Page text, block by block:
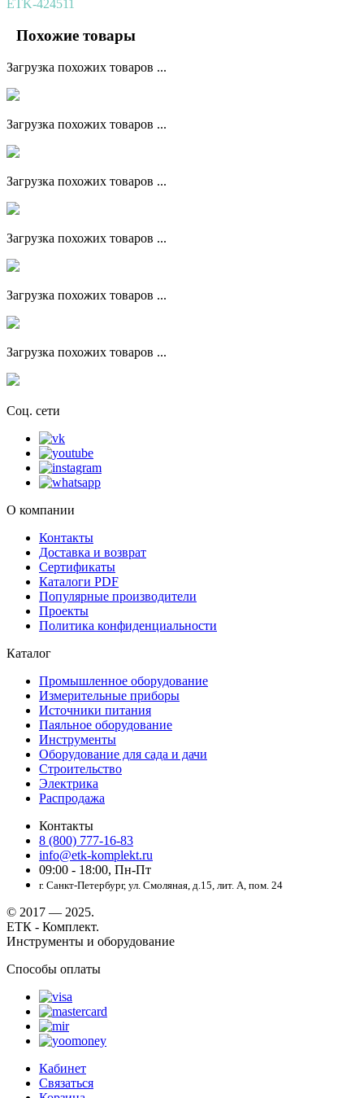
ETK-424511
Похожие товары
Загрузка похожих товаров ...
Загрузка похожих товаров ...
Загрузка похожих товаров ...
Загрузка похожих товаров ...
Загрузка похожих товаров ...
Загрузка похожих товаров ...
Соц. сети
О компании
Контакты
Доставка и возврат
Сертификаты
Каталоги PDF
Популярные производители
Проекты
Политика конфиденциальности
Каталог
Промышленное оборудование
Измерительные приборы
Источники питания
Паяльное оборудование
Инструменты
Оборудование для сада и дачи
Строительство
Электрика
Распродажа
Контакты
8 (800) 777-16-83
info@etk-komplekt.ru
09:00 - 18:00, Пн-Пт
г. Санкт-Петербург, ул. Смоляная, д.15, лит. А, пом. 24
© 2017 — 2025.
ЕТК - Комплект.
Инструменты и оборудование
Способы оплаты
Кабинет
Связаться